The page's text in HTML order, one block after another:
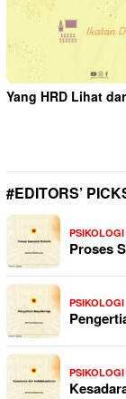
Yang HRD Lihat
#EDITORS’
PSIKOLOGI
Proses
PSIKOLOGI
PSIKOLOGI